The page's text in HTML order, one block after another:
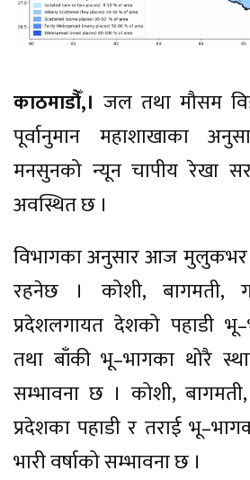
काठमाडौँ,। जल तथा मौसम
पूर्वानुमान महाशाखाका
मनसुनको न्यून चापीय रेखा
अवस्थित छ ।
विभागका अनुसार आज मुलुकभर
रहनेछ । कोशी, बागमती,
प्रदेशलगायत देशको पहाडी
तथा बाँकी भू–भागका थोरै
सम्भावना छ । कोशी,
प्रदेशका पहाडी र तराई
भारी वर्षाको सम्भावना छ ।